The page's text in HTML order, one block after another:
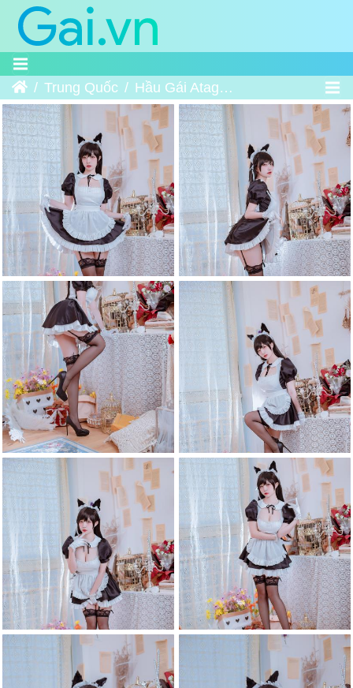
Trang chủTrung Quốc Hầu Gái Atago - 爱宕女仆